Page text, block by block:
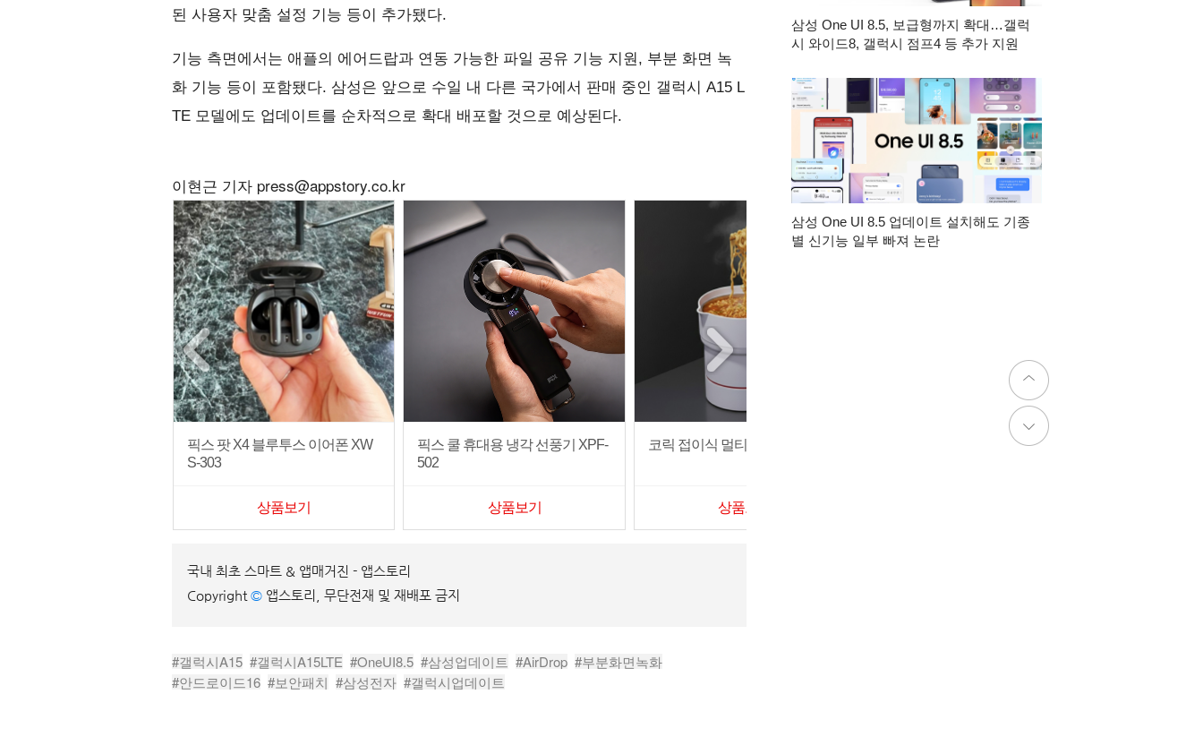
된 사용자 맞춤 설정 기능 등이 추가됐다.
기능 측면에서는 애플의 에어드랍과 연동 가능한 파일 공유 기능 지원, 부분 화면 녹
화 기능 등이 포함됐다. 삼성은 앞으로 수일 내 다른 국가에서 판매 중인 갤럭시 A15 L
TE 모델에도 업데이트를 순차적으로 확대 배포할 것으로 예상된다.
이현근 기자 press@appstory.co.kr
픽스 팟 X4 블루투스 이어폰 XW
S-303
상품보기
픽스 쿨 휴대용 냉각 선풍기 XPF-
502
상품보기
코릭 접이식 멀티쿠커
상품보기
국내 최초 스마트 & 앱매거진 - 앱스토리
Copyright © 앱스토리, 무단전재 및 재배포 금지
#갤럭시A15 #갤럭시A15LTE #OneUI8.5 #삼성업데이트 #AirDrop #부분화면녹화
#안드로이드16 #보안패치 #삼성전자 #갤럭시업데이트
삼성 One UI 8.5, 보급형까지 확대…갤럭
시 와이드8, 갤럭시 점프4 등 추가 지원
삼성 One UI 8.5 업데이트 설치해도 기종
별 신기능 일부 빠져 논란